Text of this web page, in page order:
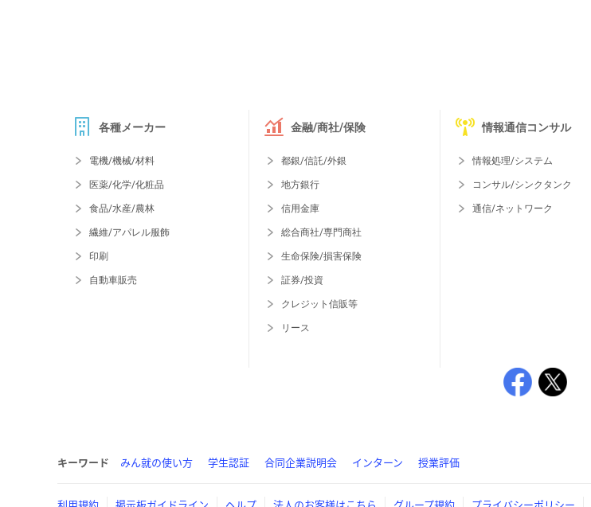
各種メーカー
電機/機械/材料
医薬/化学/化粧品
食品/水産/農林
繊維/アパレル服飾
印刷
自動車販売
金融/商社/保険
都銀/信託/外銀
地方銀行
信用金庫
総合商社/専門商社
生命保険/損害保険
証券/投資
クレジット信販等
リース
情報通信コンサル
情報処理/システム
コンサル/シンクタンク
通信/ネットワーク
キーワード みん就の使い方 学生認証 合同企業説明会 インターン 授業評価